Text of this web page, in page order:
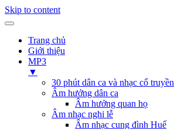
Skip to content
Trang chủ
Giới thiệu
MP3
▼
30 phút dân ca và nhạc cổ truyền
Âm hưởng dân ca
Âm hưởng quan họ
Âm nhạc nghi lễ
Âm nhạc cung đình Huế